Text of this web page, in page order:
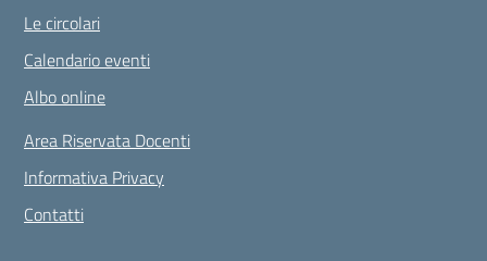
Le circolari
Calendario eventi
Albo online
Area Riservata Docenti
Informativa Privacy
Contatti